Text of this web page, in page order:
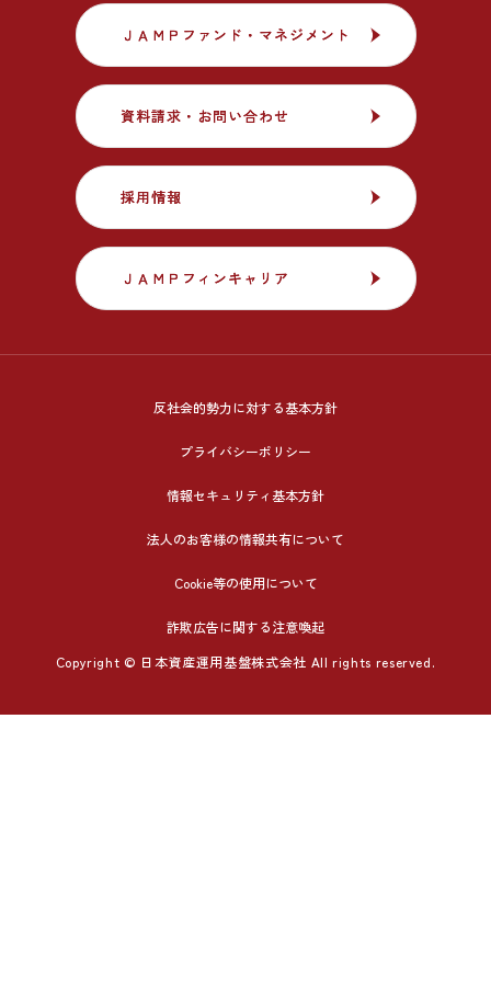
ＪＡＭＰファンド・マネジメント
ＪＡＭＰファンド・マネジメント
資料請求・お問い合わせ
資料請求・お問い合わせ
採用情報
採用情報
ＪＡＭＰフィンキャリア
ＪＡＭＰフィンキャリア
反社会的勢力に対する基本方針
プライバシーポリシー
情報セキュリティ基本方針
法人のお客様の情報共有について
Cookie等の使用について
詐欺広告に関する注意喚起
Copyright © 日本資産運用基盤株式会社 All rights reserved.